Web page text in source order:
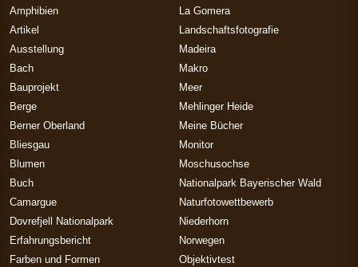
Amphibien
Artikel
Ausstellung
Bach
Bauprojekt
Berge
Berner Oberland
Bliesgau
Blumen
Buch
Camargue
Dovrefjell Nationalpark
Erfahrungsbericht
Farben und Formen
La Gomera
Landschaftsfotografie
Madeira
Makro
Meer
Mehlinger Heide
Meine Bücher
Monitor
Moschusochse
Nationalpark Bayerischer Wald
Naturfotowettbewerb
Niederhorn
Norwegen
Objektivtest